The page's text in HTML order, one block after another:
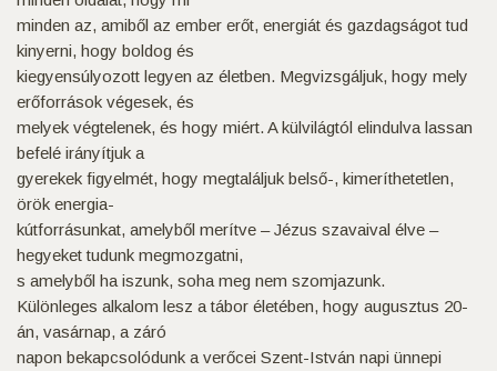
minden az, amiből az ember erőt, energiát és gazdagságot tud
kinyerni, hogy boldog és
kiegyensúlyozott legyen az életben. Megvizsgáljuk, hogy mely
erőforrások végesek, és
melyek végtelenek, és hogy miért. A külvilágtól elindulva lassan
befelé irányítjuk a
gyerekek figyelmét, hogy megtaláljuk belső-, kimeríthetetlen,
örök energia-
kútforrásunkat, amelyből merítve – Jézus szavaival élve –
hegyeket tudunk megmozgatni,
s amelyből ha iszunk, soha meg nem szomjazunk.
Különleges alkalom lesz a tábor életében, hogy augusztus 20-
án, vasárnap, a záró
napon bekapcsolódunk a verőcei Szent-István napi ünnepi